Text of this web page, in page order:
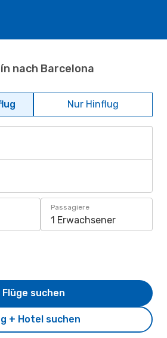
nach Barcelona
Nur Hinflug
Passagiere
1 Erwachsener
+ Hotel suchen
Flüge suchen